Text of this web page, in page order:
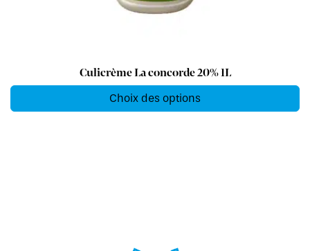
Culicrème La concorde 20% 1L
Choix des options